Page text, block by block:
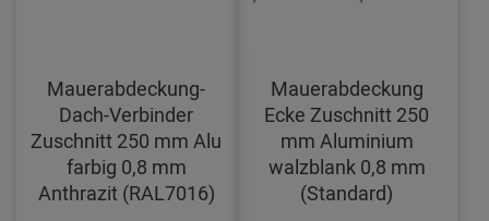
Mauerabdeckung-
Dach-Verbinder
Zuschnitt 250 mm Alu
farbig 0,8 mm
Anthrazit (RAL7016)
Mauerabdeckung
Ecke Zuschnitt 250
mm Aluminium
walzblank 0,8 mm
(Standard)